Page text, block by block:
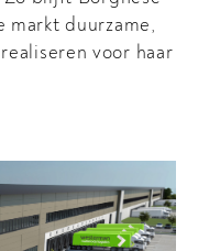
markt duurzame,
voor haar